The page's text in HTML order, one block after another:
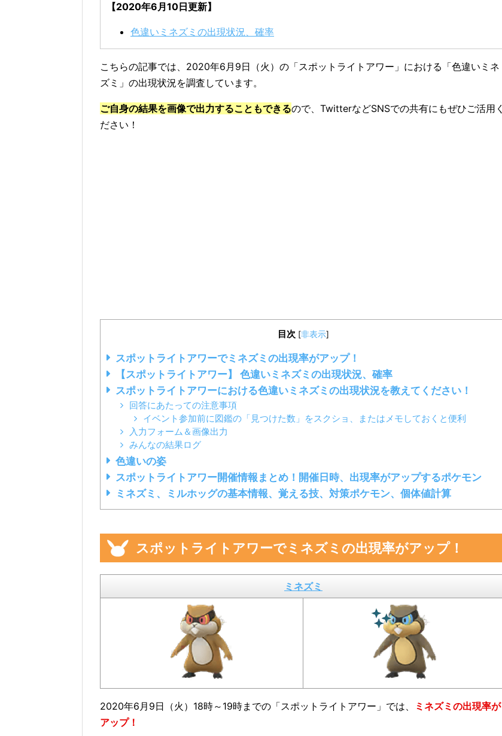
【2020年6月10日更新】
色違いミネズミの出現状況、確率
こちらの記事では、2020年6月9日（火）の「スポットライトアワー」における「色違いミネ
ズミ」の出現状況を調査しています。
ご自身の結果を画像で出力することもできるので、TwitterなどSNSでの共有にもぜひご活用く
ださい！
目次 [非表示]
スポットライトアワーでミネズミの出現率がアップ！
【スポットライトアワー】 色違いミネズミの出現状況、確率
スポットライトアワーにおける色違いミネズミの出現状況を教えてください！
回答にあたっての注意事項
イベント参加前に図鑑の「見つけた数」をスクショ、またはメモしておくと便利
入力フォーム＆画像出力
みんなの結果ログ
色違いの姿
スポットライトアワー開催情報まとめ！開催日時、出現率がアップするポケモン
ミネズミ、ミルホッグの基本情報、覚える技、対策ポケモン、個体値計算
スポットライトアワーでミネズミの出現率がアップ！
ミネズミ
2020年6月9日（火）18時～19時までの「スポットライトアワー」では、
ミネズミの出現率が
アップ！